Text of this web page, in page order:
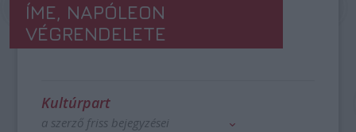
ÍME, NAPÓLEON
VÉGRENDELETE
Kultúrpart
a szerző friss bejegyzései